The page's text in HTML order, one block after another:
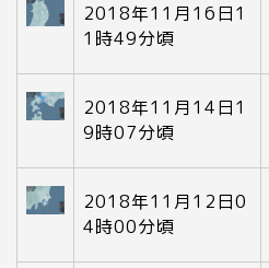
2018年11月16日1
1時49分頃
2018年11月14日1
9時07分頃
2018年11月12日0
4時00分頃